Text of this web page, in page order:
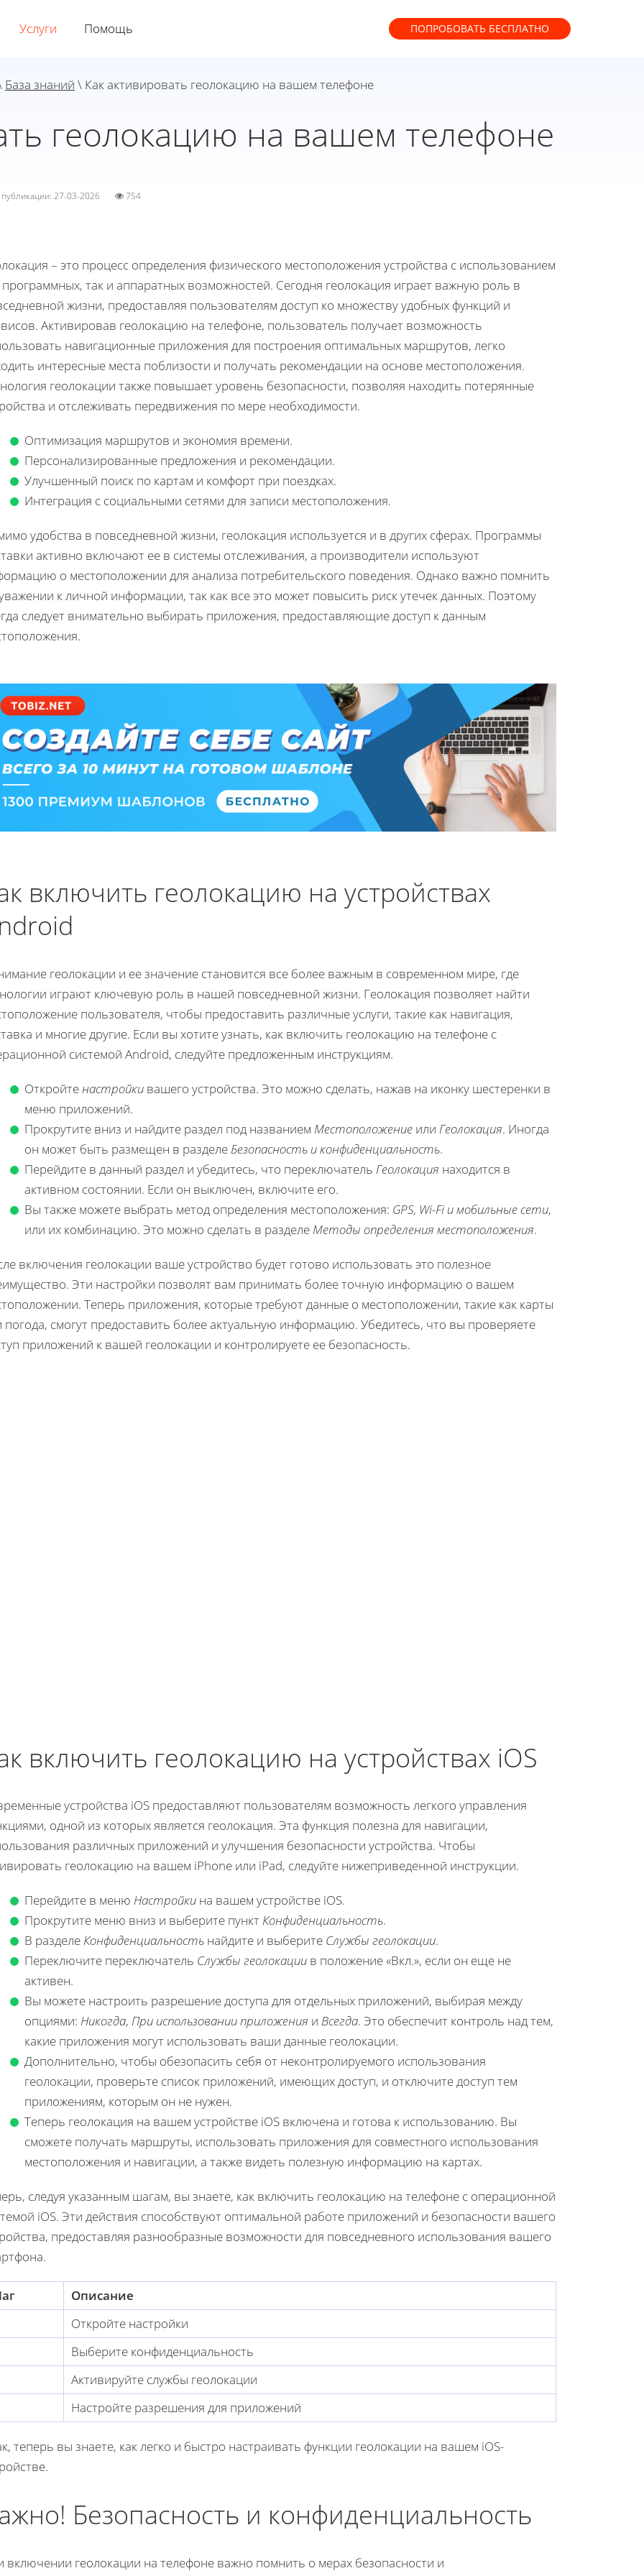
Услуги Помощь ПОПРОБОВАТЬ БЕСПЛАТНО
База знаний \ Как активировать геолокацию на вашем телефоне
геолокацию на вашем телефоне
публикации: 27-03-2026 754
– это процесс определения физического местоположения устройства с использованием
программных, так и аппаратных возможностей. Сегодня геолокация играет важную роль в
жизни, предоставляя пользователям доступ ко множеству удобных функций и
Активировав геолокацию на телефоне, пользователь получает возможность
навигационные приложения для построения оптимальных маршрутов, легко
интересные места поблизости и получать рекомендации на основе местоположения.
геолокации также повышает уровень безопасности, позволяя находить потерянные
и отслеживать передвижения по мере необходимости.
Оптимизация маршрутов и экономия времени.
Персонализированные предложения и рекомендации.
Улучшенный поиск по картам и комфорт при поездках.
Интеграция с социальными сетями для записи местоположения.
удобства в повседневной жизни, геолокация используется и в других сферах. Программы
активно включают ее в системы отслеживания, а производители используют
о местоположении для анализа потребительского поведения. Однако важно помнить
к личной информации, так как все это может повысить риск утечек данных. Поэтому
следует внимательно выбирать приложения, предоставляющие доступ к данным
включить геолокацию на устройствах
геолокации и ее значение становится все более важным в современном мире, где
играют ключевую роль в нашей повседневной жизни. Геолокация позволяет найти
пользователя, чтобы предоставить различные услуги, такие как навигация,
и многие другие. Если вы хотите узнать, как включить геолокацию на телефоне с
системой Android, следуйте предложенным инструкциям.
Откройтенастройки вашего устройства. Это можно сделать, нажав на иконку шестеренки в
меню приложений.
Прокрутите вниз и найдите раздел под названием Местоположение или Геолокация. Иногда
он может быть размещен в разделе Безопасность и конфиденциальность.
Перейдите в данный раздел и убедитесь, что переключатель Геолокация находится в
активном состоянии. Если он выключен, включите его.
Вы также можете выбрать метод определения местоположения: GPS, Wi-Fi и мобильные сети,
или их комбинацию. Это можно сделать в разделе Методы определения местоположения.
включения геолокации ваше устройство будет готово использовать это полезное
Эти настройки позволят вам принимать более точную информацию о вашем
Теперь приложения, которые требуют данные о местоположении, такие как карты
погода, смогут предоставить более актуальную информацию. Убедитесь, что вы проверяете
приложений к вашей геолокации и контролируете ее безопасность.
включить геолокацию на устройствах iOS
устройства iOS предоставляют пользователям возможность легкого управления
одной из которых является геолокация. Эта функция полезна для навигации,
различных приложений и улучшения безопасности устройства. Чтобы
геолокацию на вашем iPhone или iPad, следуйте нижеприведенной инструкции.
Перейдите в меню Настройки на вашем устройстве iOS.
Прокрутите меню вниз и выберите пункт Конфиденциальность.
В разделе Конфиденциальность найдите и выберите Службы геолокации.
Переключите переключатель Службы геолокации в положение «Вкл.», если он еще не
активен.
Вы можете настроить разрешение доступа для отдельных приложений, выбирая между
опциями: Никогда, При использовании приложения и Всегда. Это обеспечит контроль над тем,
какие приложения могут использовать ваши данные геолокации.
Дополнительно, чтобы обезопасить себя от неконтролируемого использования
геолокации, проверьте список приложений, имеющих доступ, и отключите доступ тем
приложениям, которым он не нужен.
Теперь геолокация на вашем устройстве iOS включена и готова к использованию. Вы
сможете получать маршруты, использовать приложения для совместного использования
местоположения и навигации, а также видеть полезную информацию на картах.
следуя указанным шагам, вы знаете, как включить геолокацию на телефоне с операционной
iOS. Эти действия способствуют оптимальной работе приложений и безопасности вашего
предоставляя разнообразные возможности для повседневного использования вашего
Описание
Откройте настройки
Выберите конфиденциальность
Активируйте службы геолокации
Настройте разрешения для приложений
теперь вы знаете, как легко и быстро настраивать функции геолокации на вашем iOS-
Безопасность и конфиденциальность
включении геолокации на телефоне важно помнить о мерах безопасности и